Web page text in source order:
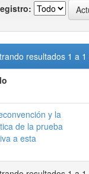
resultados 1 a 1
y la
de la prueba
a esta